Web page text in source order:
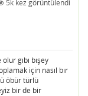
5k kez görüntülendi
gıbı bışey
için nasıl bır
öbür türlü
bir de bir